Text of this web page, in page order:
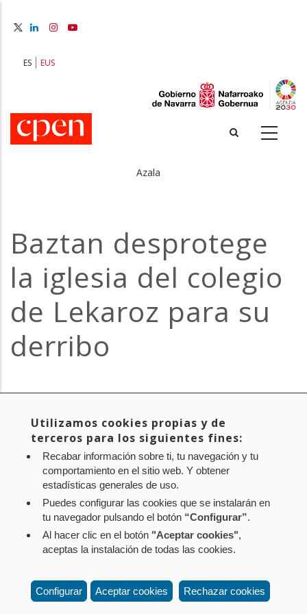
content
ES EUS
Azala
Baztan desprotege
la iglesia del colegio
de Lekaroz para su
derribo
Diario de Navarra
Política de privacidad
Política de cookies
Contacto: Paseo de Sarasate nº 38, 2º Dcha - 31001
Pamplona (Navarra) Tel.: 848 42 08 72
Utilizamos cookies propias y de
terceros para los siguientes fines:
Recabar información sobre ti, tu navegación y tu
comportamiento en el sitio web. Y obtener
estadísticas generales de uso.
Puedes configurar las cookies que se instalarán en
tu navegador pulsando el botón “Configurar”.
Al hacer clic en el botón "Aceptar cookies",
aceptas la instalación de todas las cookies.
Configurar Aceptar cookies Rechazar cookies